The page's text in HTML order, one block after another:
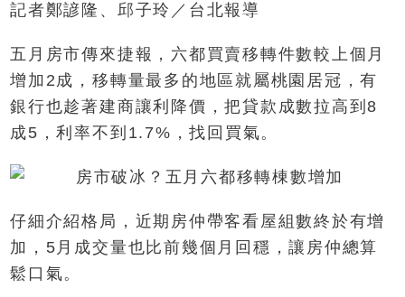
記者鄭諺隆、邱子玲／台北報導
五月房市傳來捷報，六都買賣移轉件數較上個月
增加2成，移轉量最多的地區就屬桃園居冠，有
銀行也趁著建商讓利降價，把貸款成數拉高到8
成5，利率不到1.7%，找回買氣。
仔細介紹格局，近期房仲帶客看屋組數終於有增
加，5月成交量也比前幾個月回穩，讓房仲總算
鬆口氣。